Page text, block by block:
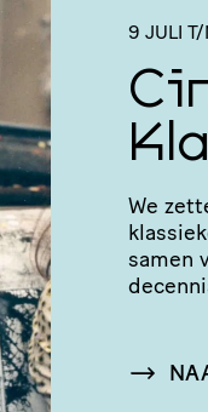
9 JULI T/
We
samen